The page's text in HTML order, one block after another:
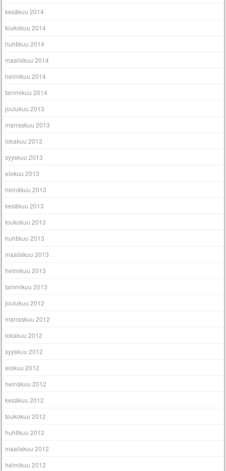
kesäkuu 2014
toukokuu 2014
huhtikuu 2014
maaliskuu 2014
helmikuu 2014
tammikuu 2014
joulukuu 2013
marraskuu 2013
lokakuu 2013
syyskuu 2013
elokuu 2013
heinäkuu 2013
kesäkuu 2013
toukokuu 2013
huhtikuu 2013
maaliskuu 2013
helmikuu 2013
tammikuu 2013
joulukuu 2012
marraskuu 2012
lokakuu 2012
syyskuu 2012
elokuu 2012
heinäkuu 2012
kesäkuu 2012
toukokuu 2012
huhtikuu 2012
maaliskuu 2012
helmikuu 2012